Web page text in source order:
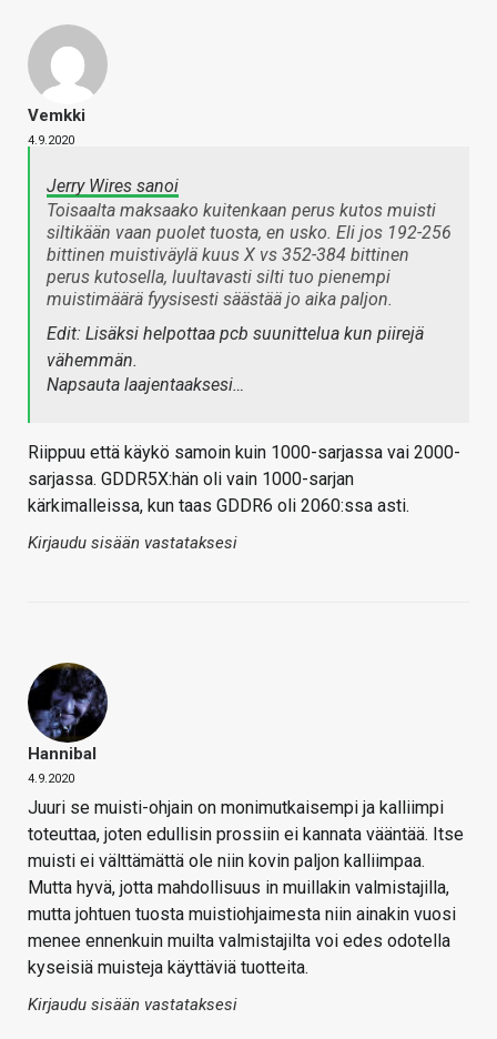
Vemkki
4.9.2020
Jerry Wires sanoi
Toisaalta maksaako kuitenkaan perus kutos muisti
siltikään vaan puolet tuosta, en usko. Eli jos 192-256
bittinen muistiväylä kuus X vs 352-384 bittinen
perus kutosella, luultavasti silti tuo pienempi
muistimäärä fyysisesti säästää jo aika paljon.
Edit: Lisäksi helpottaa pcb suunittelua kun piirejä
vähemmän.
Napsauta laajentaaksesi…
Riippuu että käykö samoin kuin 1000-sarjassa vai 2000-
sarjassa. GDDR5X:hän oli vain 1000-sarjan
kärkimalleissa, kun taas GDDR6 oli 2060:ssa asti.
Kirjaudu sisään vastataksesi
Hannibal
4.9.2020
Juuri se muisti-ohjain on monimutkaisempi ja kalliimpi
toteuttaa, joten edullisin prossiin ei kannata vääntää. Itse
muisti ei välttämättä ole niin kovin paljon kalliimpaa.
Mutta hyvä, jotta mahdollisuus in muillakin valmistajilla,
mutta johtuen tuosta muistiohjaimesta niin ainakin vuosi
menee ennenkuin muilta valmistajilta voi edes odotella
kyseisiä muisteja käyttäviä tuotteita.
Kirjaudu sisään vastataksesi